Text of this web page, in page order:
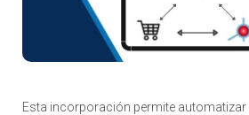
Esta incorporación permite automatizar